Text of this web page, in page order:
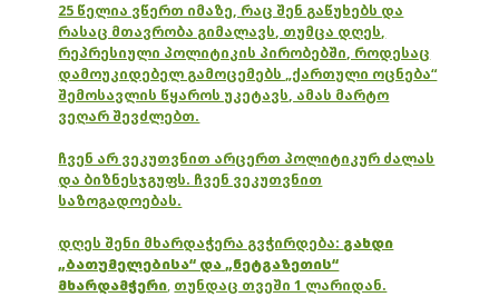
25 წელია ვწერთ იმაზე, რაც შენ გაწუხებს და
რასაც მთავრობა გიმალავს, თუმცა დღეს,
რეპრესიული პოლიტიკის პირობებში, როდესაც
დამოუკიდებელ გამოცემებს „ქართული ოცნება“
შემოსავლის წყაროს უკეტავს, ამას მარტო
ვეღარ შევძლებთ.
ჩვენ არ ვეკუთვნით არცერთ პოლიტიკურ ძალას
და ბიზნესჯგუფს. ჩვენ ვეკუთვნით
საზოგადოებას.
დღეს შენი მხარდაჭერა გვჭირდება: გახდი
„ბათუმელებისა“ და „ნეტგაზეთის“
მხარდამჭერი, თუნდაც თვეში 1 ლარიდან.